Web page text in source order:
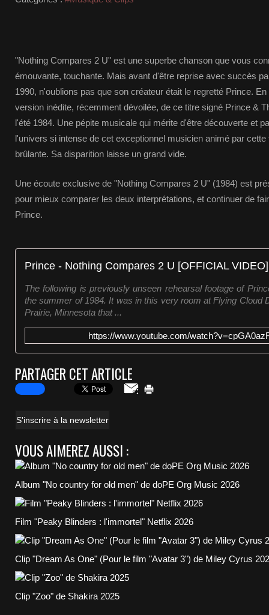
"Nothing Compares 2 U" est une superbe chanson que vous
émouvante, touchante. Mais avant d'être reprise avec succès
1990, n'oublions pas que son créateur était le regretté Prince.
version inédite, récemment dévoilée, de ce titre signé Prince &
l'été 1984. Une pépite musicale qui mérite d'être découverte et
l'univers si intense de cet exceptionnel musicien animé par
brûlante. Sa disparition laisse un grand vide.
Une écoute exclusive de "Nothing Compares 2 U" (1984) est
pour mieux comparer les deux interprétations, et continuer de
Prince.
Prince - Nothing Compares 2 U [OFFICIAL VIDEO]
The following is previously unseen rehearsal footage of
the summer of 1984. It was in this very room at Flying Cloud
Prairie, Minnesota that ...
https://www.youtube.com/
PARTAGER CET ARTICLE
S'inscrire à la newsletter
VOUS AIMEREZ AUSSI :
Album "No country for old men" de doPE Org Music 2026
Film "Peaky Blinders : l'immortel" Netflix 2026
Clip "Dream As One" (Pour le film "Avatar 3") de Miley Cyrus
Clip "Zoo" de Shakira 2025